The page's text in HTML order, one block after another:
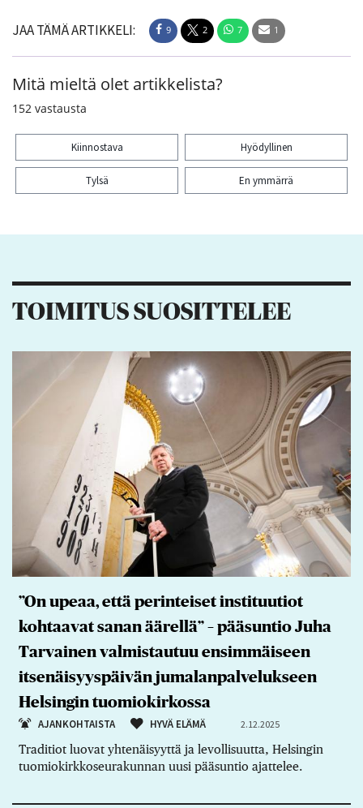
JAA TÄMÄ ARTIKKELI: 9 2 7 1
Mitä mieltä olet artikkelista?
152 vastausta
Kiinnostava Hyödyllinen
Tylsä En ymmärrä
TOIMITUS SUOSITTELEE
”On upeaa, että perinteiset instituu­tiot
kohtaavat sanan äärellä” – pääsuntio Juha
Tarvainen valmistautuu ensimmäiseen
itsenäisyyspäivän jumalanpalvelukseen
Helsingin tuomiokirkossa
AJANKOHTAISTA HYVÄ ELÄMÄ 2.12.2025
Traditiot luovat yhtenäisyyttä ja levollisuutta, Helsingin
tuomiokirkkoseurakunnan uusi pääsuntio ajattelee.